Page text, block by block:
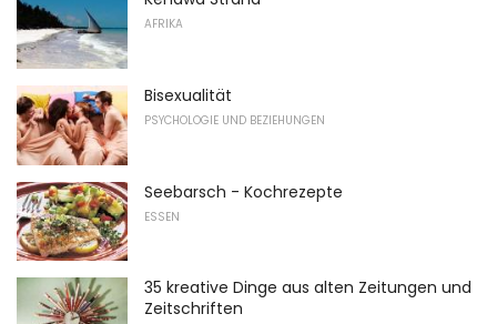
AFRIKA
Bisexualität
PSYCHOLOGIE UND BEZIEHUNGEN
Seebarsch - Kochrezepte
ESSEN
35 kreative Dinge aus alten Zeitungen und
Zeitschriften